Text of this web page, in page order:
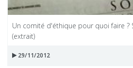
Un comité d'éthique pour quoi faire ?
(extrait)
29/11/2012